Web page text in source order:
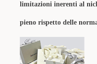
limitazioni inerenti al
pieno rispetto delle